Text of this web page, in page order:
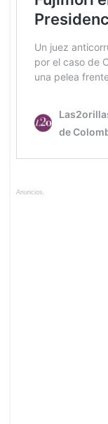
Anuncios.